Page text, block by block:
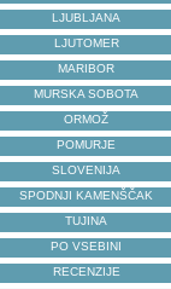
LJUBLJANA
LJUTOMER
MARIBOR
MURSKA SOBOTA
ORMOŽ
POMURJE
SLOVENIJA
SPODNJI KAMENŠČAK
TUJINA
PO VSEBINI
RECENZIJE